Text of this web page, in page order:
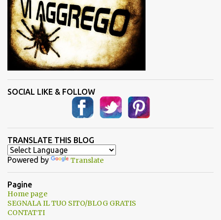
SOCIAL LIKE & FOLLOW
TRANSLATE THIS BLOG
Powered by Translate
Pagine
Home page
SEGNALA IL TUO SITO/BLOG GRATIS
CONTATTI